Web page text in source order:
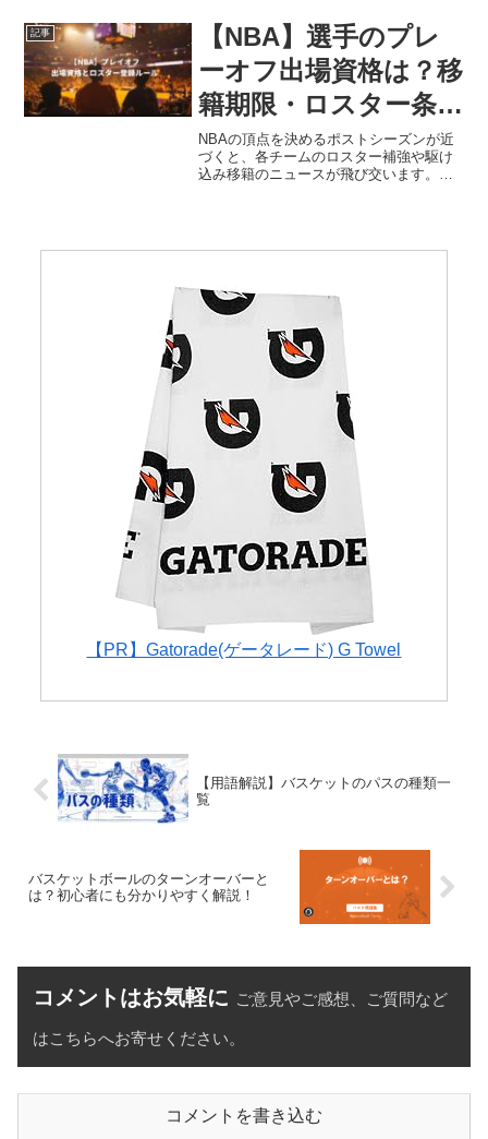
落とし穴も紹介。あなたに最適な配信サ
ービスがわかります。
記事
【NBA】選手のプレ
ーオフ出場資格は？移
籍期限・ロスター条件
とフリー選手の出場
可否
NBAの頂点を決めるポストシーズンが近
づくと、各チームのロスター補強や駆け
込み移籍のニュースが飛び交います。し
【PR】Gatorade(ゲータレード) G Towel
【用語解説】バスケットのパスの種類一
覧
バスケットボールのターンオーバーと
は？初心者にも分かりやすく解説！
コメントはお気軽に ご意見やご感想、ご質問など
はこちらへお寄せください。
コメントを書き込む